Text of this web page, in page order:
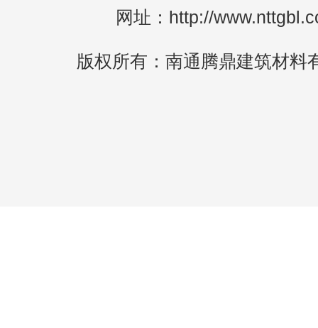
网址：http://
版权所有：南通腾鼎建筑材料